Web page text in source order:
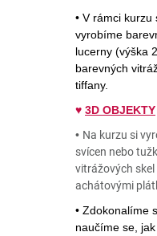
• V rámci
vyrobíme
lucerny (výška
barevných
tiffany.
♥ 3D OBJEKTY
• Na kurzu si
svícen nebo
vitrážových
achátovými
• Zdokonalíme
naučíme se,